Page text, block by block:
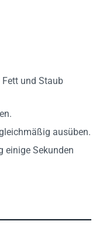
Fett und Staub
ausüben.
einige Sekunden